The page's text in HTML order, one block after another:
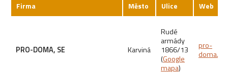
Firma Město Ulice Web
PRO-DOMA, SE Karviná
Rudé
armády
1866/13
(Google
mapa)
pro-
doma.cz